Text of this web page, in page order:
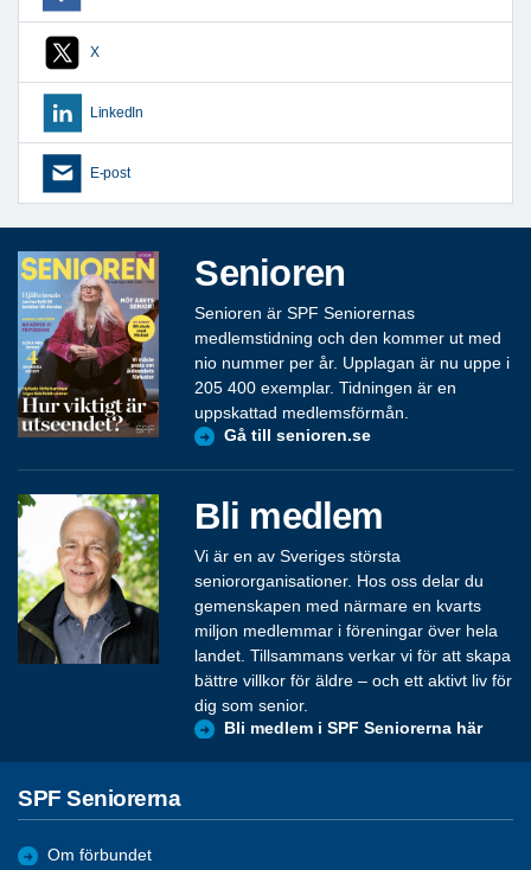
X
LinkedIn
E-post
Senioren
Senioren är SPF Seniorernas
medlemstidning och den kommer ut med
nio nummer per år. Upplagan är nu uppe i
205 400 exemplar. Tidningen är en
uppskattad medlemsförmån.
Gå till senioren.se
Bli medlem
Vi är en av Sveriges största
seniororganisationer. Hos oss delar du
gemenskapen med närmare en kvarts
miljon medlemmar i föreningar över hela
landet. Tillsammans verkar vi för att skapa
bättre villkor för äldre – och ett aktivt liv för
dig som senior.
Bli medlem i SPF Seniorerna här
SPF Seniorerna
Om förbundet